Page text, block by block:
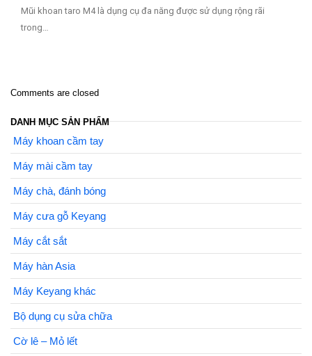
Mũi khoan taro M4 là dụng cụ đa năng được sử dụng rộng rãi
trong…
Comments are closed
DANH MỤC SẢN PHẨM
Máy khoan cầm tay
Máy mài cầm tay
Máy chà, đánh bóng
Máy cưa gỗ Keyang
Máy cắt sắt
Máy hàn Asia
Máy Keyang khác
Bộ dụng cụ sửa chữa
Cờ lê – Mỏ lết